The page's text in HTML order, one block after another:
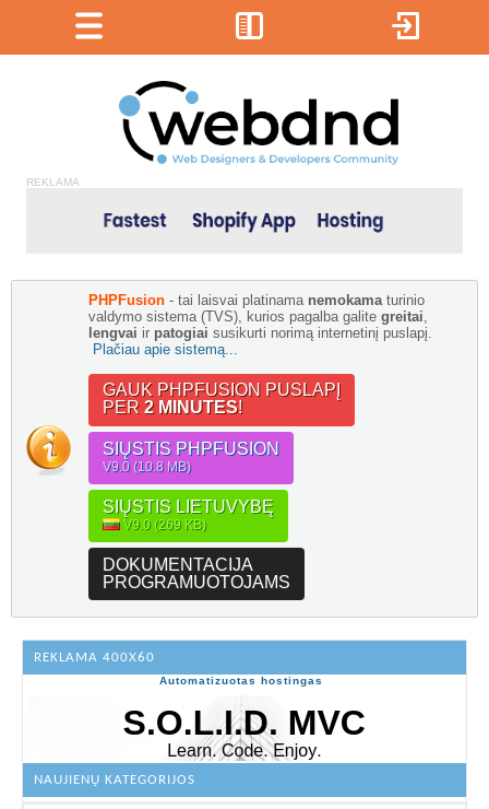
REKLAMA
PHPFusion - tai laisvai platinama nemokama turinio
valdymo sistema (TVS), kurios pagalba galite greitai
lengvai ir patogiai susikurti norimą internetinį puslapį.
Plačiau apie sistemą...
GAUK PHPFUSION PUSLAPĮ
PER 2 MINUTES!
SIŲSTIS PHPFUSION
V9.0 (10.8 MB)
SIŲSTIS LIETUVYBĘ
V9.0 (269 KB)
DOKUMENTACIJA
PROGRAMUOTOJAMS
REKLAMA 400X60
Automatizuotas hostingas
NAUJIENŲ KATEGORIJOS